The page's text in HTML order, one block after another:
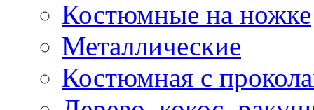
Костюмные на ножке
Металлические
Костюмная с